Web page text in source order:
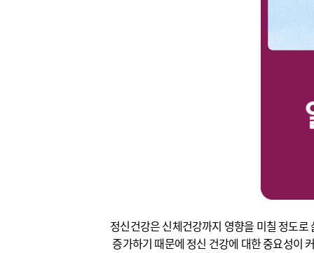
정신건강은 신체건강까지 영향을 미칠 정도
증가하기 때문에 정신 건강에 대한 중요성이